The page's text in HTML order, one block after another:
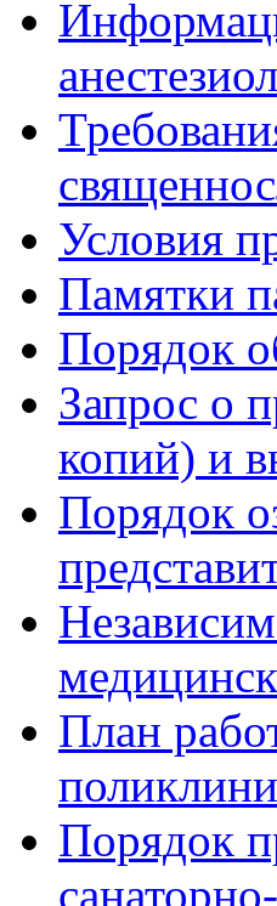
Условия
Памятки
Порядок
Запрос о
копий) и
Порядок
План
Порядок